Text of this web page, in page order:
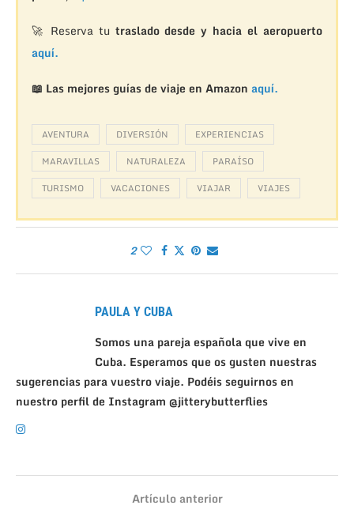
🚀 Reserva tu traslado desde y hacia el aeropuerto
aquí.
📖 Las mejores guías de viaje en Amazon aquí.
AVENTURA DIVERSIÓN
EXPERIENCIAS
MARAVILLAS
NATURALEZA
PARAÍSO
TURISMO
VACACIONES VIAJAR VIAJES
2
PAULA Y CUBA
Somos una pareja española que vive en
Cuba. Esperamos que os gusten nuestras
sugerencias para vuestro viaje. Podéis seguirnos en
nuestro perfil de Instagram @jitterybutterflies
Artículo anterior